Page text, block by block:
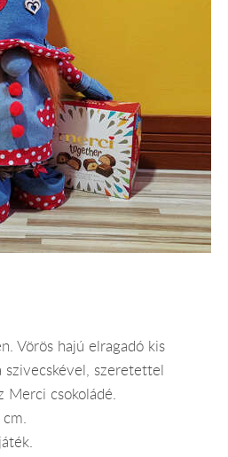
Vörös hajú elragadó kis
szivecskével, szeretettel
Merci csokoládé.